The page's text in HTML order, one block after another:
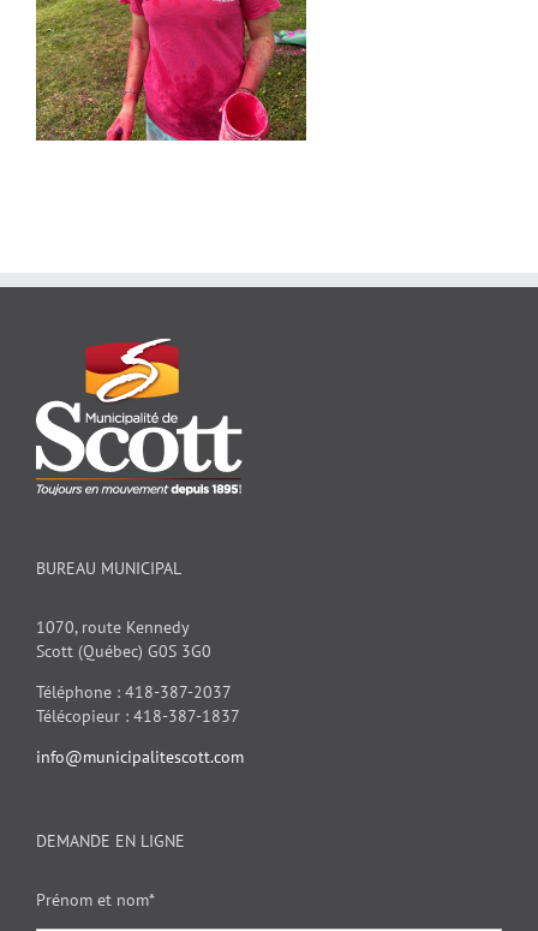
BUREAU MUNICIPAL
1070, route Kennedy
Scott (Québec) G0S 3G0
Téléphone : 418-387-2037
Télécopieur : 418-387-1837
info@municipalitescott.com
DEMANDE EN LIGNE
Prénom et nom*